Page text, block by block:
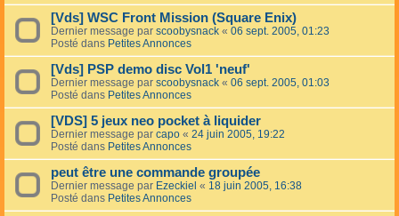
[Vds] WSC Front Mission (Square Enix)
Dernier message par scoobysnack « 06 sept. 2005, 01:23
Posté dans Petites Annonces
[Vds] PSP demo disc Vol1 'neuf'
Dernier message par scoobysnack « 06 sept. 2005, 01:03
Posté dans Petites Annonces
[VDS] 5 jeux neo pocket à liquider
Dernier message par capo « 24 juin 2005, 19:22
Posté dans Petites Annonces
peut être une commande groupée
Dernier message par Ezeckiel « 18 juin 2005, 16:38
Posté dans Petites Annonces